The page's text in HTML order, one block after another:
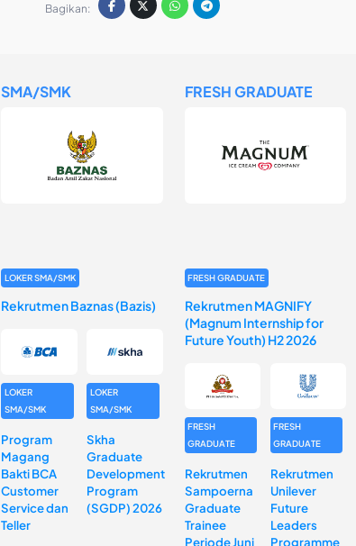
Bagikan:
SMA/SMK
LOKER SMA/SMK
Rekrutmen Baznas (Bazis)
LOKER
SMA/SMK
Program
Magang
Bakti BCA
Customer
Service dan
Teller
LOKER
SMA/SMK
Skha
Graduate
Development
Program
(SGDP) 2026
FRESH GRADUATE
FRESH GRADUATE
Rekrutmen MAGNIFY
(Magnum Internship for
Future Youth) H2 2026
FRESH
GRADUATE
Rekrutmen
Sampoerna
Graduate
Trainee
Periode Juni
FRESH
GRADUATE
Rekrutmen
Unilever
Future
Leaders
Programme